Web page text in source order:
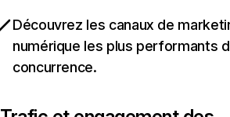
Découvrez les canaux de
numérique les plus performants
concurrence.